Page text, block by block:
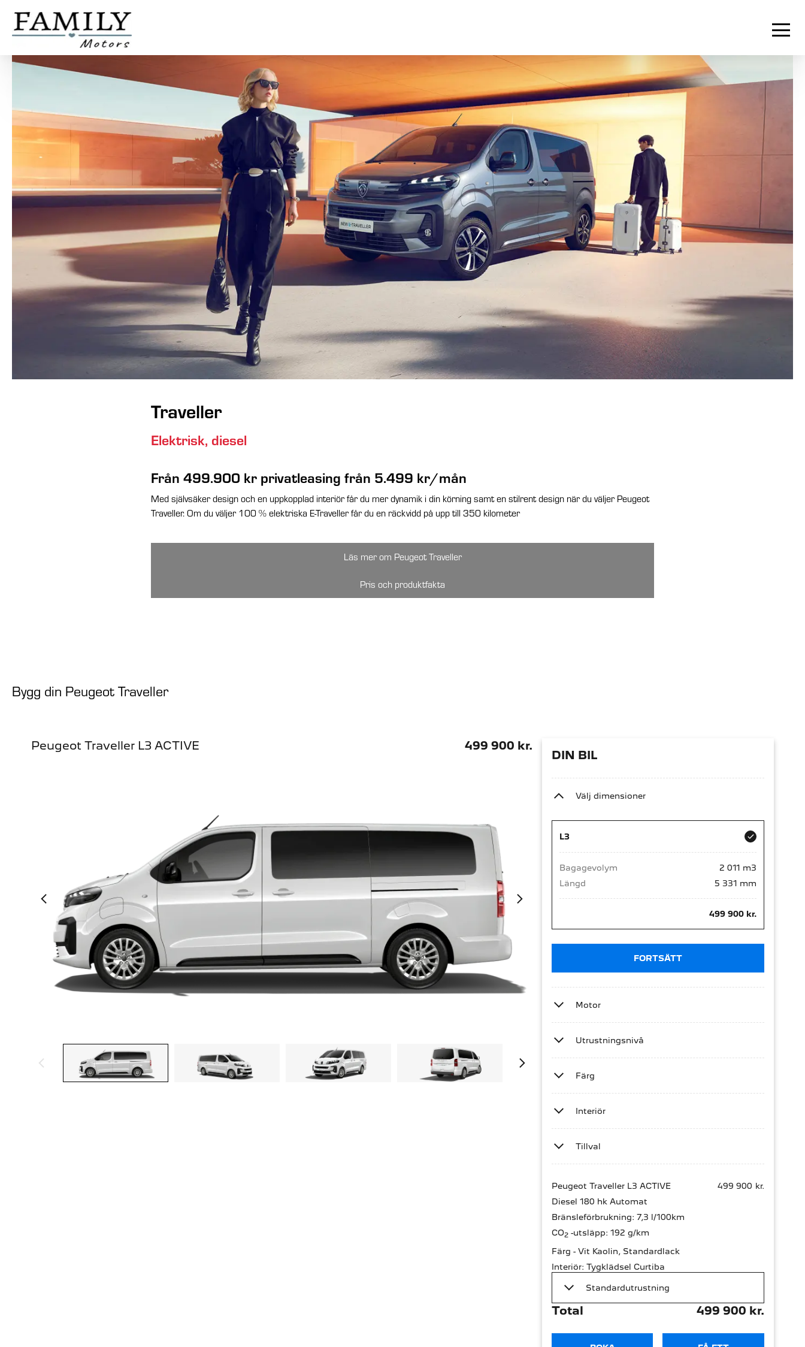
Traveller
Elektrisk, diesel
Från 499.900 kr privatleasing från 5.499 kr/mån
Med självsäker design och en uppkopplad interiör får du mer dynamik i din körning samt en stilrent design när du väljer Peugeot
Traveller. Om du väljer 100 % elektriska E-Traveller får du en räckvidd på upp till 350 kilometer
Läs mer om Peugeot Traveller
Pris och produktfakta
Bygg din Peugeot Traveller